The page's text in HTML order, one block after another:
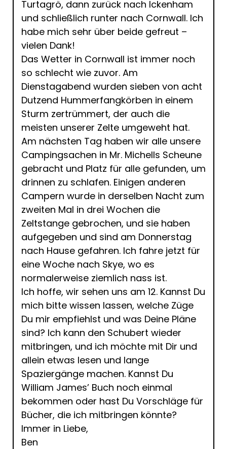
Turtagrö, dann zurück nach Ickenham
und schließlich runter nach Cornwall. Ich
habe mich sehr über beide gefreut –
vielen Dank!
Das Wetter in Cornwall ist immer noch
so schlecht wie zuvor. Am
Dienstagabend wurden sieben von acht
Dutzend Hummerfangkörben in einem
Sturm zertrümmert, der auch die
meisten unserer Zelte umgeweht hat.
Am nächsten Tag haben wir alle unsere
Campingsachen in Mr. Michells Scheune
gebracht und Platz für alle gefunden, um
drinnen zu schlafen. Einigen anderen
Campern wurde in derselben Nacht zum
zweiten Mal in drei Wochen die
Zeltstange gebrochen, und sie haben
aufgegeben und sind am Donnerstag
nach Hause gefahren. Ich fahre jetzt für
eine Woche nach Skye, wo es
normalerweise ziemlich nass ist.
Ich hoffe, wir sehen uns am 12. Kannst Du
mich bitte wissen lassen, welche Züge
Du mir empfiehlst und was Deine Pläne
sind? Ich kann den Schubert wieder
mitbringen, und ich möchte mit Dir und
allein etwas lesen und lange
Spaziergänge machen. Kannst Du
William James’ Buch noch einmal
bekommen oder hast Du Vorschläge für
Bücher, die ich mitbringen könnte?
Immer in Liebe,
Ben